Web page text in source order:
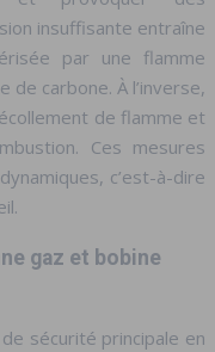
insuffisante entraîne
par une flamme
carbone. À l’inverse,
de flamme et
Ces mesures
c’est-à-dire
gaz et bobine
sécurité principale en